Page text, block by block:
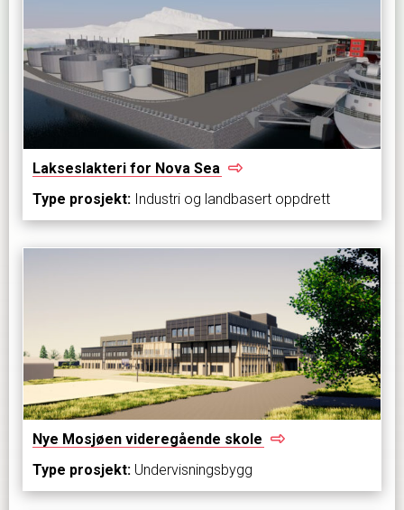
Lakseslakteri for Nova Sea
Type prosjekt: Industri og landbasert oppdrett
Nye Mosjøen videregående skole
Type prosjekt: Undervisningsbygg